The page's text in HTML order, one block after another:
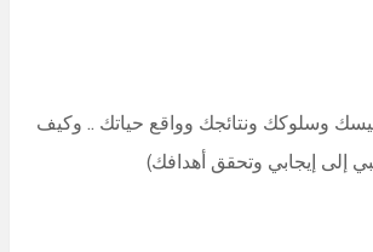
وسلوكك ونتائجك وواقع حياتك .. وكيف
إلى إيجابي وتحقق أهدافك)